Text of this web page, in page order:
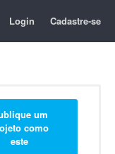
Login Cadastre-se
um
como
este